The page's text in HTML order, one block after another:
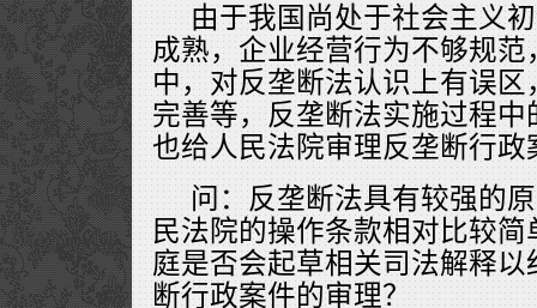
由于我国尚处于社会主义
成熟，企业经营行为不够规
中，对反垄断法认识上有误
完善等，反垄断法实施过程
也给人民法院审理反垄断行
问：反垄断法具有较强的
民法院的操作条款相对比较
庭是否会起草相关司法解释
断行政案件的审理？